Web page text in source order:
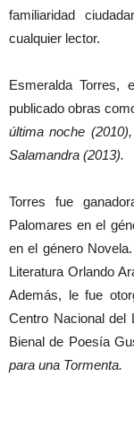
familiaridad
cualquier lector.
Esmeralda Torres,
publicado obras
última noche
Salamandra (2013).
Torres fue
Palomares en el
en el género
Literatura Orlando
Además, le fue
Centro Nacional del
Bienal de Poesía
para una Tormenta.